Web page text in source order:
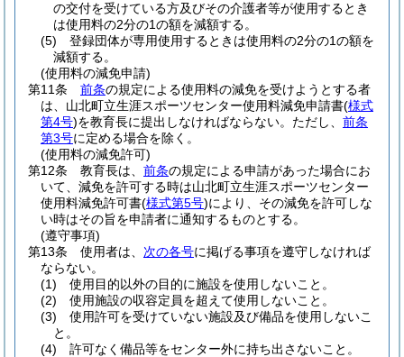
の交付を受けている方及びその介護者等が使用するとき
は使用料の2分の1の額を減額する。
(5)
登録団体が専用使用するときは使用料の2分の1の額を
減額する。
(使用料の減免申請)
第11条
前条の規定による使用料の減免を受けようとする者
は、山北町立生涯スポーツセンター使用料減免申請書(様式
第4号)を教育長に提出しなければならない。 ただし、 前条
第3号に定める場合を除く。
(使用料の減免許可)
第12条
教育長は、 前条の規定による申請があった場合にお
いて、減免を許可する時は山北町立生涯スポーツセンター
使用料減免許可書(様式第5号)により、その減免を許可しな
い時はその旨を申請者に通知するものとする。
(遵守事項)
第13条
使用者は、 次の各号に掲げる事項を遵守しなければ
ならない。
(1)
使用目的以外の目的に施設を使用しないこと。
(2)
使用施設の収容定員を超えて使用しないこと。
(3)
使用許可を受けていない施設及び備品を使用しないこ
と。
(4)
許可なく備品等をセンター外に持ち出さないこと。